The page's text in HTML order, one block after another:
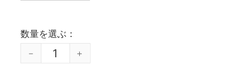
数量を選ぶ